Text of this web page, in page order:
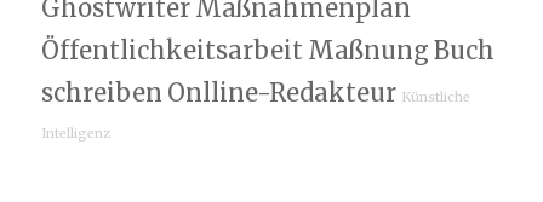
Ghostwriter Maßnahmenplan
Öffentlichkeitsarbeit Maßnung Buch
schreiben Onlline-Redakteur Künstliche
Intelligenz